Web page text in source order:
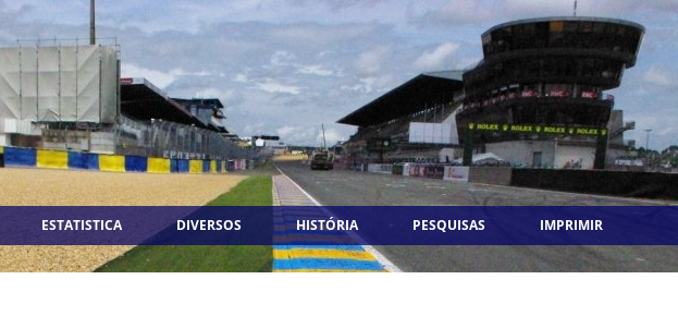
ESTATISTICA DIVERSOS HISTÓRIA PESQUISAS IMPRIMIR